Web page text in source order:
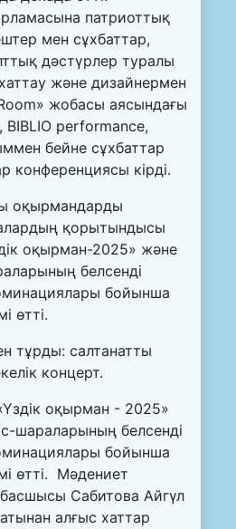
патриоттық
мен сұхбаттар,
дәстүрлер туралы
және дизайнермен
жобасы аясындағы
BIBLIO performance,
бейне сұхбаттар
конференциясы кірді.
оқырмандарды
қорытындысы
оқырман-2025» және
белсенді
бойынша
өтті.
тұрды: салтанатты
концерт.
оқырман - 2025»
шараларының белсенді
бойынша
өтті. Мәдениет
Сабитова Айгүл
алғыс хаттар